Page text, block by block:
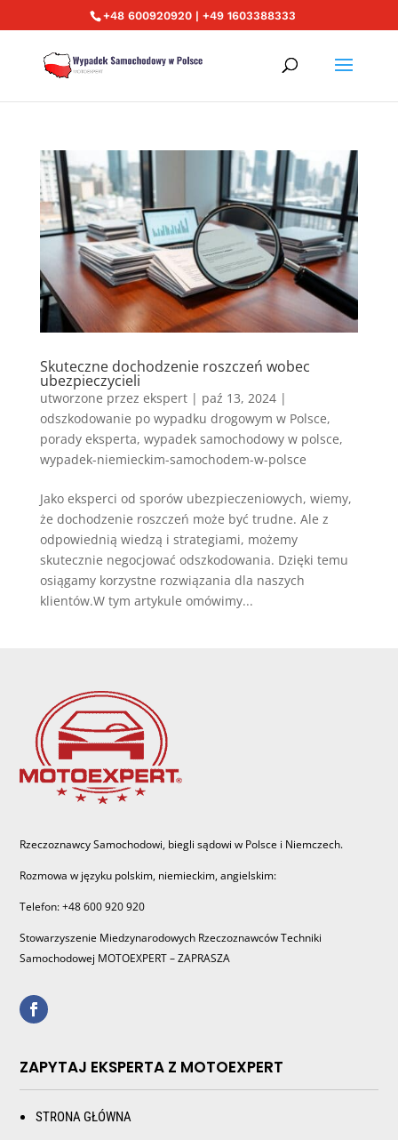
+48 600920920 | +49 1603388333
Skuteczne dochodzenie roszczeń wobec
ubezpieczycieli
utworzone przez ekspert| paź 13, 2024|
odszkodowanie po wypadku drogowym w Polsce,
porady eksperta, wypadek samochodowy w polsce,
wypadek-niemieckim-samochodem-w-polsce
Jako eksperci od sporów ubezpieczeniowych, wiemy,
że dochodzenie roszczeń może być trudne. Ale z
odpowiednią wiedzą i strategiami, możemy
skutecznie negocjować odszkodowania. Dzięki temu
osiągamy korzystne rozwiązania dla naszych
klientów.W tym artykule omówimy...
Rzeczoznawcy Samochodowi, biegli sądowi w Polsce i Niemczech.
Rozmowa w języku polskim, niemieckim, angielskim:
Telefon: +48 600 920 920
Stowarzyszenie Miedzynarodowych Rzeczoznawców Techniki
Samochodowej MOTOEXPERT – ZAPRASZA
ZAPYTAJ EKSPERTA Z MOTOEXPERT
STRONA GŁÓWNA